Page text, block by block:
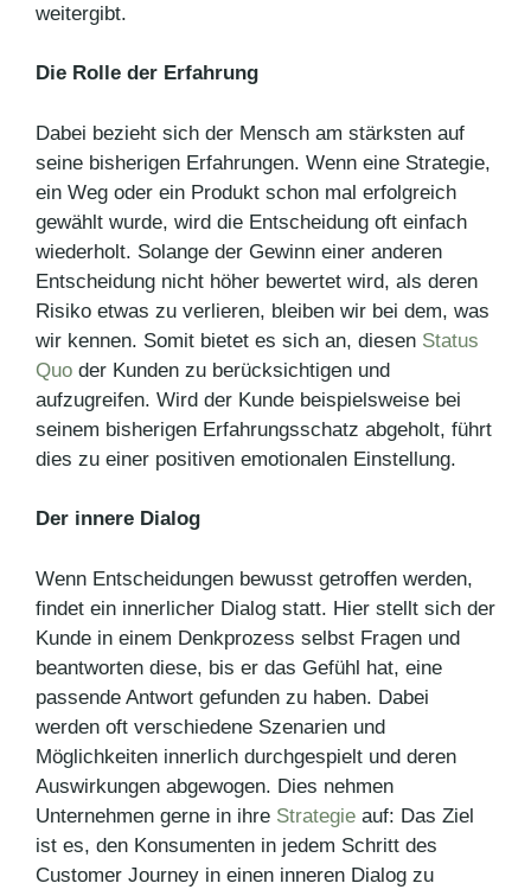
weitergibt.
Die Rolle der Erfahrung
Dabei bezieht sich der Mensch am stärksten auf
seine bisherigen Erfahrungen. Wenn eine Strategie,
ein Weg oder ein Produkt schon mal erfolgreich
gewählt wurde, wird die Entscheidung oft einfach
wiederholt. Solange der Gewinn einer anderen
Entscheidung nicht höher bewertet wird, als deren
Risiko etwas zu verlieren, bleiben wir bei dem, was
wir kennen. Somit bietet es sich an, diesen Status
Quo der Kunden zu berücksichtigen und
aufzugreifen. Wird der Kunde beispielsweise bei
seinem bisherigen Erfahrungsschatz abgeholt, führt
dies zu einer positiven emotionalen Einstellung.
Der innere Dialog
Wenn Entscheidungen bewusst getroffen werden,
findet ein innerlicher Dialog statt. Hier stellt sich der
Kunde in einem Denkprozess selbst Fragen und
beantworten diese, bis er das Gefühl hat, eine
passende Antwort gefunden zu haben. Dabei
werden oft verschiedene Szenarien und
Möglichkeiten innerlich durchgespielt und deren
Auswirkungen abgewogen. Dies nehmen
Unternehmen gerne in ihre Strategie auf: Das Ziel
ist es, den Konsumenten in jedem Schritt des
Customer Journey in einen inneren Dialog zu